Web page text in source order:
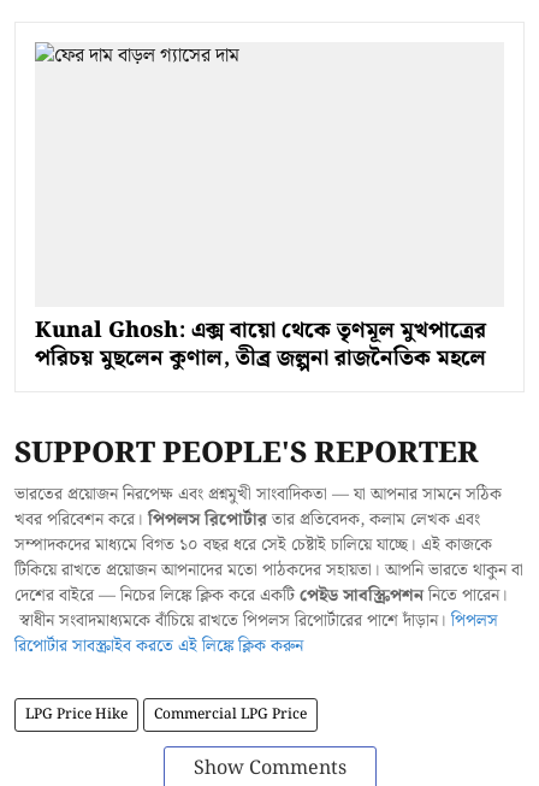
Kunal Ghosh: এক্স বায়ো থেকে তৃণমূল মুখপাত্রের
পরিচয় মুছলেন কুণাল, তীব্র জল্পনা রাজনৈতিক মহলে
SUPPORT PEOPLE'S REPORTER
ভারতের প্রয়োজন নিরপেক্ষ এবং প্রশ্নমুখী সাংবাদিকতা — যা আপনার সামনে সঠিক
খবর পরিবেশন করে।পিপলস রিপোর্টারতার প্রতিবেদক, কলাম লেখক এবং
সম্পাদকদের মাধ্যমে বিগত ১০ বছর ধরে সেই চেষ্টাই চালিয়ে যাচ্ছে। এই কাজকে
টিকিয়ে রাখতে প্রয়োজন আপনাদের মতো পাঠকদের সহায়তা। আপনি ভারতে থাকুন বা
দেশের বাইরে — নিচের লিঙ্কে ক্লিক করে একটিপেইড সাবস্ক্রিপশননিতে পারেন।
স্বাধীন সংবাদমাধ্যমকে বাঁচিয়ে রাখতে পিপলস রিপোর্টারের পাশে দাঁড়ান।পিপলস
রিপোর্টার সাবস্ক্রাইব করতে এই লিঙ্কে ক্লিক করুন
LPG Price Hike Commercial LPG Price
Show Comments